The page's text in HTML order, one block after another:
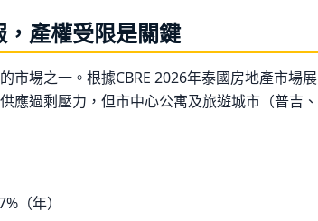
產權受限是關鍵
市場之一。根據CBRE 2026年泰國房地產市場展
應過剩壓力，但市中心公寓及旅遊城市（普吉、
（年）